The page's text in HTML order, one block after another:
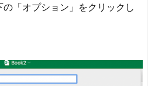
「オプション」をクリックし